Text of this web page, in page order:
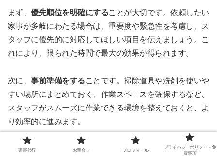
まず、 優先順位を明確にすることが大切です。依頼したい
家事が多岐にわたる場合は、重要度や緊急性を考慮し、ス
タッフに優先的に対応してほしい項目を伝えましょう。こ
れにより、限られた時間で最大の効果が得られます。
次に、 事前準備をすることです。掃除道具や洗剤を使いや
すい場所にまとめておく、作業スペースを確保するなど、
スタッフがスムーズに作業できる環境を整えておくと、よ
り効率的に進みます。
また、定期サービスを活用する のも効果的です。1回ごと
家事代行 お問合せ プロフィール
プライバシーポリシー・免
責事項